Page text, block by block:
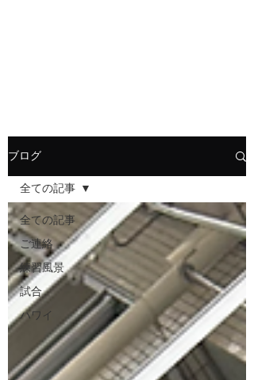
ブログ
全ての記事
ご連絡
練習風景
試合
ハワイ
全ての記事